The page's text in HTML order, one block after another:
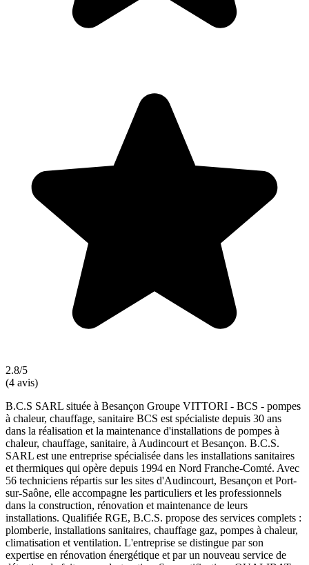
2.8/5
(4 avis)
B.C.S SARL située à Besançon Groupe VITTORI - BCS - pompes
à chaleur, chauffage, sanitaire BCS est spécialiste depuis 30 ans
dans la réalisation et la maintenance d'installations de pompes à
chaleur, chauffage, sanitaire, à Audincourt et Besançon. B.C.S.
SARL est une entreprise spécialisée dans les installations sanitaires
et thermiques qui opère depuis 1994 en Nord Franche-Comté. Avec
56 techniciens répartis sur les sites d'Audincourt, Besançon et Port-
sur-Saône, elle accompagne les particuliers et les professionnels
dans la construction, rénovation et maintenance de leurs
installations. Qualifiée RGE, B.C.S. propose des services complets :
plomberie, installations sanitaires, chauffage gaz, pompes à chaleur,
climatisation et ventilation. L'entreprise se distingue par son
expertise en rénovation énergétique et par un nouveau service de